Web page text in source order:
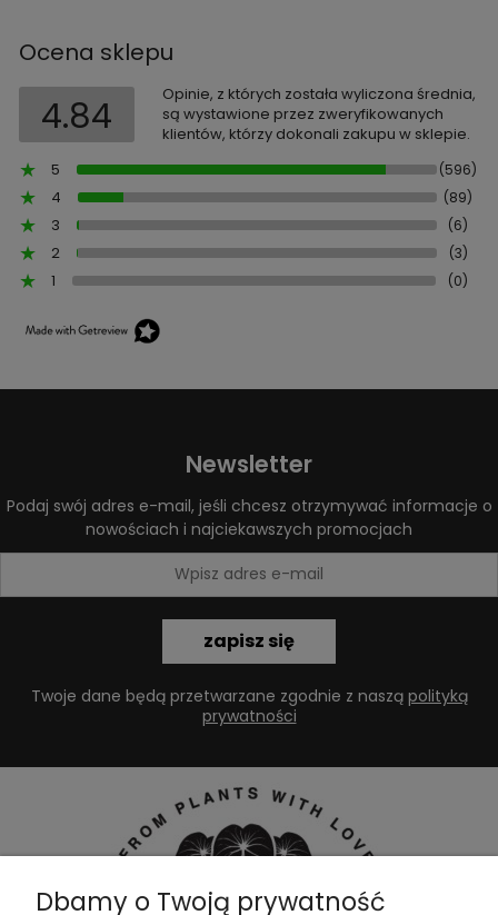
Ocena sklepu
4.84
Opinie, z których została wyliczona średnia,
są wystawione przez zweryfikowanych
klientów, którzy dokonali zakupu w sklepie.
5
(596)
4 (89)
3 (6)
2 (3)
1 (0)
Newsletter
Podaj swój adres e-mail, jeśli chcesz otrzymywać informacje o
nowościach i najciekawszych promocjach
zapisz się
Twoje dane będą przetwarzane zgodnie z naszą polityką
prywatności
Dbamy o Twoją prywatność